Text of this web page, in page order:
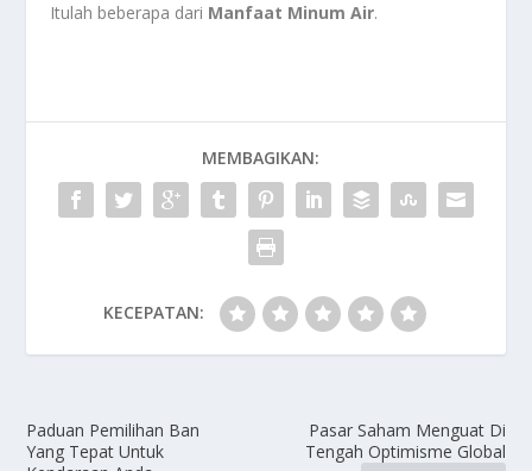
Itulah beberapa dari Manfaat Minum Air.
MEMBAGIKAN:
KECEPATAN:
Paduan Pemilihan Ban
Yang Tepat Untuk
Pasar Saham Menguat Di
Tengah Optimisme Global